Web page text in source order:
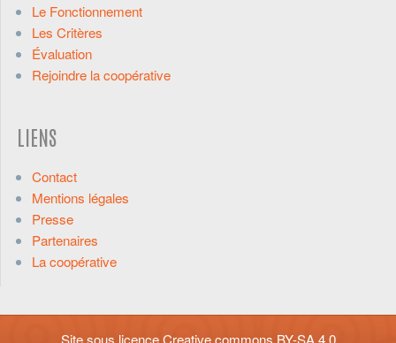
Le Fonctionnement
Les Critères
Évaluation
Rejoindre la coopérative
LIENS
Contact
Mentions légales
Presse
Partenaires
La coopérative
Site sous licenceCreative commons BY-SA 4.0